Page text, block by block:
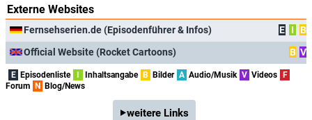
Externe Websites
Fernsehserien.de (Episodenführer & Infos) E I
B
Official Website (Rocket Cartoons)
B V
E Episodenliste I Inhaltsangabe B Bilder A Audio/Musik V Videos F
Forum N Blog/News
weitere Links